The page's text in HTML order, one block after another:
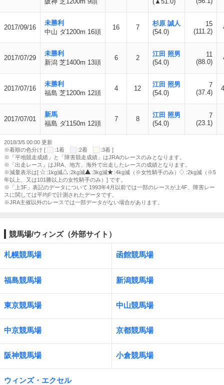
2017/09/16
未勝利
中山 ダ1200m 16頭
16 7
杉原 誠人
(54.0)
15
(111.2)
2017/07/29
未勝利
新潟 芝1400m 13頭
6 2
江田 照男
(54.0)
11
(88.0)
2017/07/16
未勝利
福島 芝1200m 12頭
4 12
江田 照男
(54.0)
7
(37.4)
2017/07/01
新馬
福島 ダ1150m 12頭
7 8
江田 照男
(54.0)
7
(23.1)
2018/3/5 00:00 更新
※着順の色分け [
:1着 :2着
:3着 ]
※「平地競走成績」と「障害競走成績」はJRAのレースのみとなります。
※「出走レース」はJRA、地方、海外で出走したレースの成績となります。
※減量表示は[
:1kg減 :2kg減 :3kg減 :4kg減（※女性騎手のみ）
:2kg減（※5
年以上、又は101勝以上の女性騎手のみ）] です。
※「上3F」表記のデータについて 1993年4月以前では一部のレースが上4F、障害レー
スに関しては平均Fで計測されたデータです。
※JRA主催以外のレースでは一部データがない場合があります。
競馬場/ウィンズ（外部サイト）
札幌競馬場 函館競馬場
福島競馬場 新潟競馬場
東京競馬場 中山競馬場
中京競馬場 京都競馬場
阪神競馬場 小倉競馬場
ウィンズ・エクセル